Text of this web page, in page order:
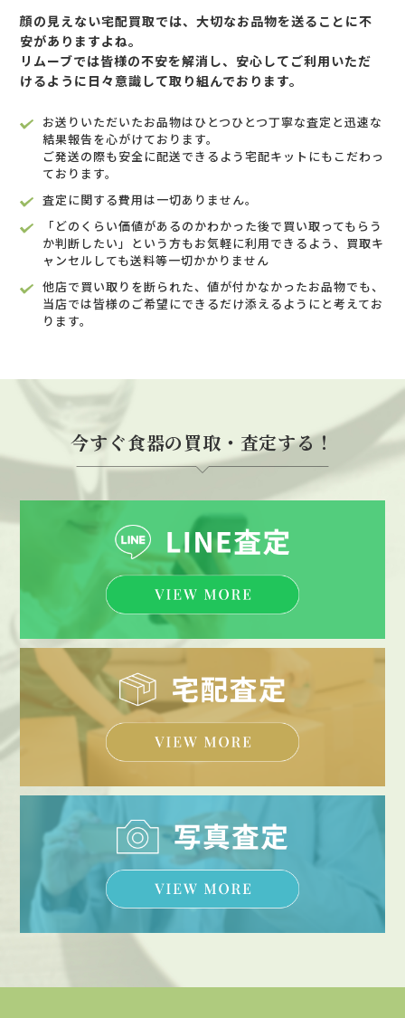
顔の見えない宅配買取では、大切なお品物を送ることに不
安がありますよね。
リムーブでは皆様の不安を解消し、安心してご利用いただ
けるように 日々意識して取り組んでおります。
お送りいただいたお品物はひとつひとつ丁寧な査定と迅速な
結果報告を心がけております。
ご発送の際も安全に配送できるよう宅配キットにもこだわっ
ております。
査定に関する費用は一切ありません。
「どのくらい価値があるのかわかった後で買い取ってもらう
か判断したい」という方もお気軽に利用できるよう、買取キ
ャンセルしても送料等一切かかりません
他店で買い取りを断られた、値が付かなかったお品物でも、
当店では皆様のご希望にできるだけ添えるようにと考えてお
ります。
今すぐ食器の買取・査定する！